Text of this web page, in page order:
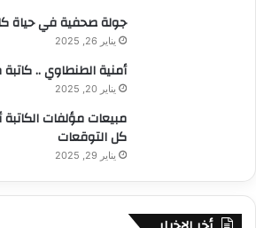
جولة صحفية في حياة
يناير 26, 2025
أمنية الطنطاوي .. كاتبة
يناير 20, 2025
مبيعات مؤلفات
كل التوقعات
يناير 29, 2025